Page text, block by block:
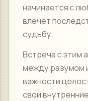
начинается с
влечёт
судьбу.
Встреча с этим
между разумом
важности
свои